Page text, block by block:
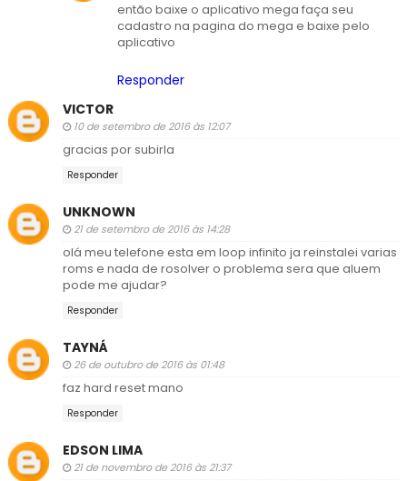
então baixe o aplicativo mega faça seu
cadastro na pagina do mega e baixe pelo
aplicativo
Responder
VICTOR
10 de setembro de 2016 às 12:07
gracias por subirla
Responder
UNKNOWN
21 de setembro de 2016 às 14:28
olá meu telefone esta em loop infinito ja reinstalei varias
roms e nada de rosolver o problema sera que aluem
pode me ajudar?
Responder
TAYNÁ
26 de outubro de 2016 às 01:48
faz hard reset mano
Responder
EDSON LIMA
21 de novembro de 2016 às 21:37